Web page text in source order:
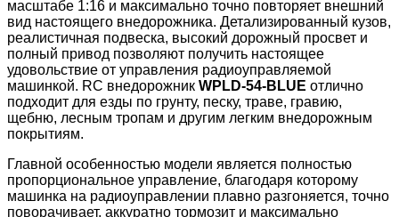
масштабе 1:16 и максимально точно повторяет внешний
вид настоящего внедорожника. Детализированный кузов,
реалистичная подвеска, высокий дорожный просвет и
полный привод позволяют получить настоящее
удовольствие от управления радиоуправляемой
машинкой. RC внедорожник WPLD-54-BLUE отлично
подходит для езды по грунту, песку, траве, гравию,
щебню, лесным тропам и другим легким внедорожным
покрытиям.
Главной особенностью модели является полностью
пропорциональное управление, благодаря которому
машинка на радиоуправлении плавно разгоняется, точно
поворачивает, аккуратно тормозит и максимально